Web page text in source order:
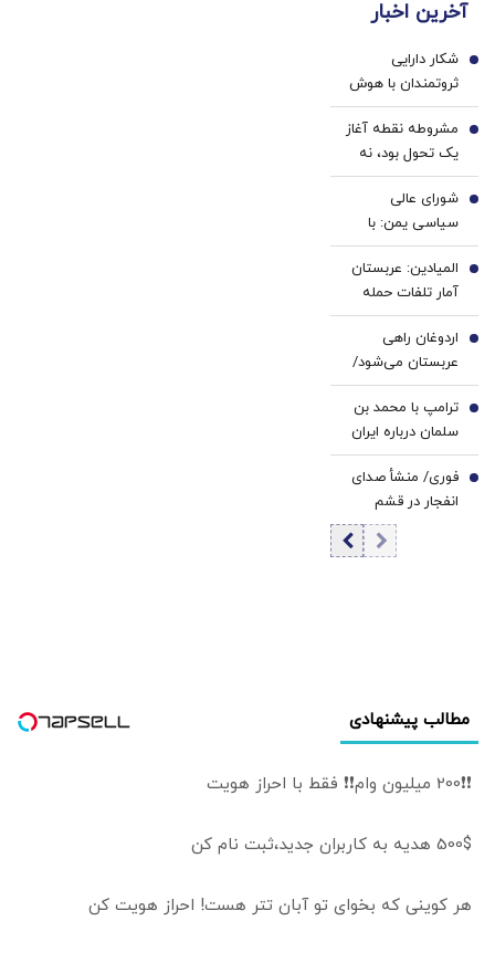
خانگی
(تخفیف
امشب)
ژل
کننده
دندان!
خرید40%تخفیف
آخرین اخبار
شکار دارایی
ثروتمندان با هوش
مصنوعی/ چین در
جستجوی صدها
میلیارد دلار مالیات
پرداخت نشده
1
مشروطه نقطه آغاز
یک تحول بود، نه
پایان | تجربه
خواست تجدد با
عقل عقلایی |
مشروطه ایرانی
تقلید از غرب نبود
2
شورای عالی
سیاسی یمن: با
محاصره و تشدید
تنش، مقابله به
مثل می‌کنیم
3
المیادین: عربستان
آمار تلفات حمله
انصارالله را محرمانه
کرد
4
اردوغان راهی
عربستان می‌شود/
دیدار با محمد
بن‌سلمان در ریاض
5
ترامپ با محمد بن
سلمان درباره ایران
گفت‌وگو می‌کند/
جزئیات تماس
تلفنی
6
فوری/ منشأ صدای
انفجار در قشم
مشخص شد/ مقابه
با اهداف دشمن در
7
مطالب پیشنهادی
❗❗200 میلیون وام❗❗ فقط با احراز هویت
500$ هدیه به کاربران جدید،ثبت نام کن
هر کوینی که بخوای تو آبان تتر هست! احراز هویت کن